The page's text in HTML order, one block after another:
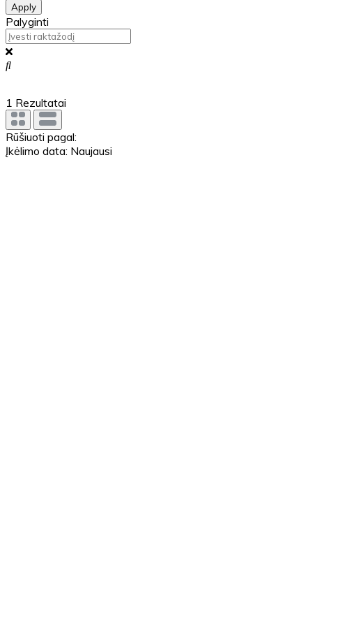
Apply
Palyginti
1 Rezultatai
Rūšiuoti pagal:
Įkėlimo data: Naujausi